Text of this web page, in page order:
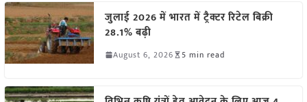
जुलाई 2026 में भारत में ट्रैक्टर रिटेल बिक्री
28.1% बढ़ी
August 6, 2026 5 min read